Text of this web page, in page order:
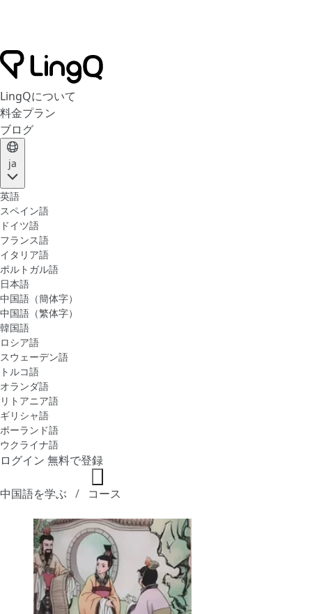
LingQについて
料金プラン
ブログ
ja
英語
スペイン語
ドイツ語
フランス語
イタリア語
ポルトガル語
日本語
中国語（簡体字）
中国語（繁体字）
韓国語
ロシア語
スウェーデン語
トルコ語
オランダ語
リトアニア語
ギリシャ語
ポーランド語
ウクライナ語
ログイン 無料で登録
中国語を学ぶ コース